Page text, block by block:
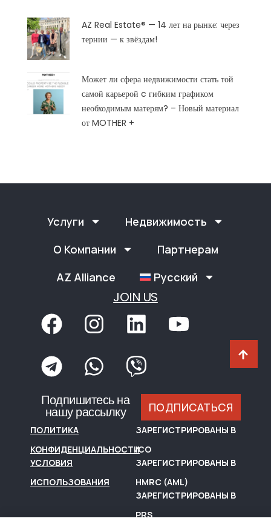
AZ Real Estate® — 14 лет на рынке: через
тернии — к звёздам!
Может ли сфера недвижимости стать той
самой карьерой c гибким графиком
необходимым матерям? – Новый материал
от MOTHER +
Услуги
Недвижимость
О Компании
Партнерам
AZ Alliance
Русский
JOIN US
Подпишитесь на
нашу рассылку ПОДПИСАТЬСЯ
ПОЛИТИКА
КОНФИДЕНЦИАЛЬНОСТИ
УСЛОВИЯ
ИСПОЛЬЗОВАНИЯ
ЗАРЕГИСТРИРОВАНЫ В
ICO
ЗАРЕГИСТРИРОВАНЫ В
HMRC (AML)
ЗАРЕГИСТРИРОВАНЫ В
PRS